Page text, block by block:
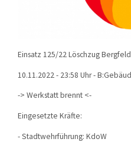
Einsatz 125/22 Löschzug
10.11.2022 - 23:58 Uhr -
-> Werkstatt brennt <-
Eingesetzte Kräfte:
- Stadtwehrführung: KdoW